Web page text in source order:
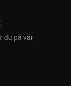
Njut av
med
du på vår